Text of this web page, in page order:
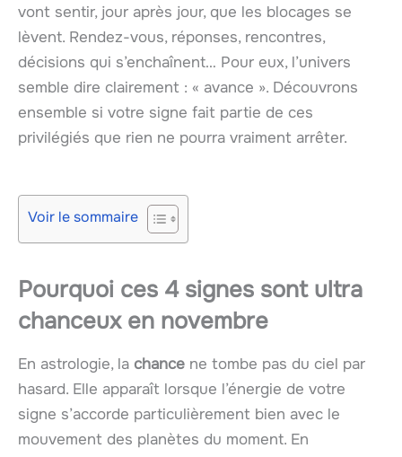
vont sentir, jour après jour, que les blocages se
lèvent. Rendez-vous, réponses, rencontres,
décisions qui s’enchaînent… Pour eux, l’univers
semble dire clairement : « avance ». Découvrons
ensemble si votre signe fait partie de ces
privilégiés que rien ne pourra vraiment arrêter.
Voir le sommaire
Pourquoi ces 4 signes sont ultra
chanceux en novembre
En astrologie, la chance ne tombe pas du ciel par
hasard. Elle apparaît lorsque l’énergie de votre
signe s’accorde particulièrement bien avec le
mouvement des planètes du moment. En